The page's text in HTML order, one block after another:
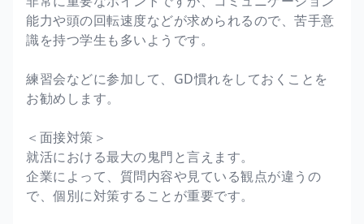
能力や頭の回転速度などが求められるので、苦手意
識を持つ学生も多いようです。
練習会などに参加して、GD慣れをしておくことを
お勧めします。
＜面接対策＞
就活における最大の鬼門と言えます。
企業によって、質問内容や見ている観点が違うの
で、個別に対策することが重要です。